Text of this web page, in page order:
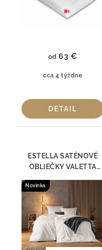
cca 4 týždne
od 63 €
DETAIL
ESTELLA SATÉNOVÉ
OBLIEČKY VALETTA
Novinka